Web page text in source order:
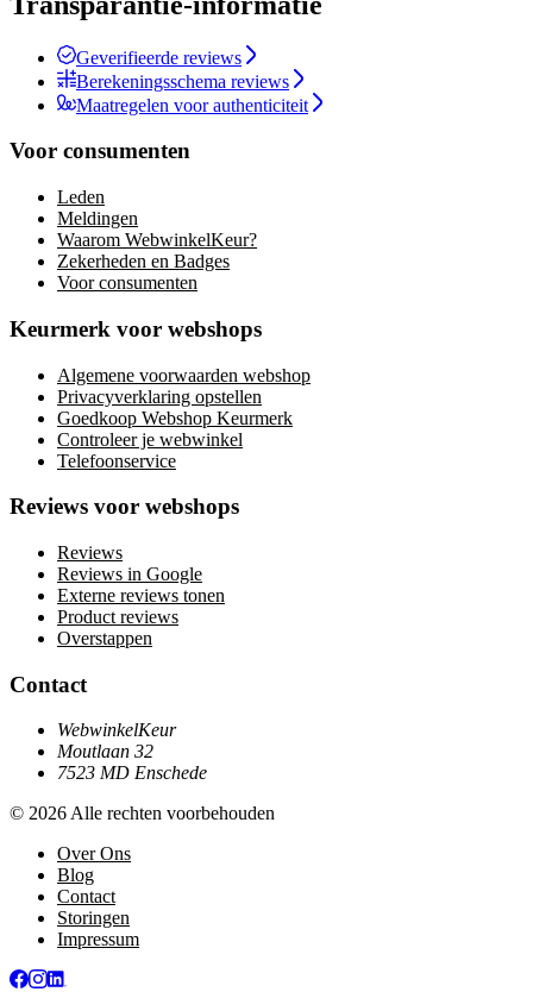
Geverifieerde reviews
Berekeningsschema reviews
Maatregelen voor authenticiteit
Voor consumenten
Leden
Meldingen
Waarom WebwinkelKeur?
Zekerheden en Badges
Voor consumenten
Keurmerk voor webshops
Algemene voorwaarden webshop
Privacyverklaring opstellen
Goedkoop Webshop Keurmerk
Controleer je webwinkel
Telefoonservice
Reviews voor webshops
Reviews
Reviews in Google
Externe reviews tonen
Product reviews
Overstappen
Contact
WebwinkelKeur
Moutlaan 32
7523 MD Enschede
© 2026 Alle rechten voorbehouden
Over Ons
Blog
Contact
Storingen
Impressum